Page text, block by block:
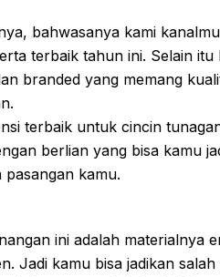
bahwasanya kami
terbaik tahun ini. Selain
branded yang memang
terbaik untuk cincin
berlian yang bisa kamu
kamu.
ini adalah materialnya
Jadi kamu bisa jadikan